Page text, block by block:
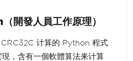
開發人員工作原理）
计算的 Python 程式
，含有一個軟體算法来计算